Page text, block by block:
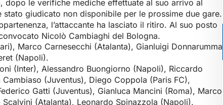
dopo le verifiche mediche effettuate al suo arrivo al
stato giudicato non disponibile per le prossime due gare.
l’attaccante ha lasciato il ritiro. Al suo posto
Nicolò Cambiaghi del Bologna.
Marco Carnesecchi (Atalanta), Gianluigi Donnarumma
(Napoli).
(Inter), Alessandro Buongiorno (Napoli), Riccardo
(Juventus), Diego Coppola (Paris FC),
Gatti (Juventus), Gianluca Mancini (Roma), Marco
(Atalanta), Leonardo Spinazzola (Napoli).